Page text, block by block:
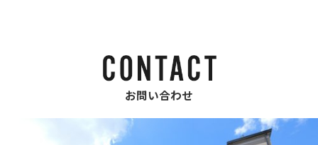
お問い合わせ